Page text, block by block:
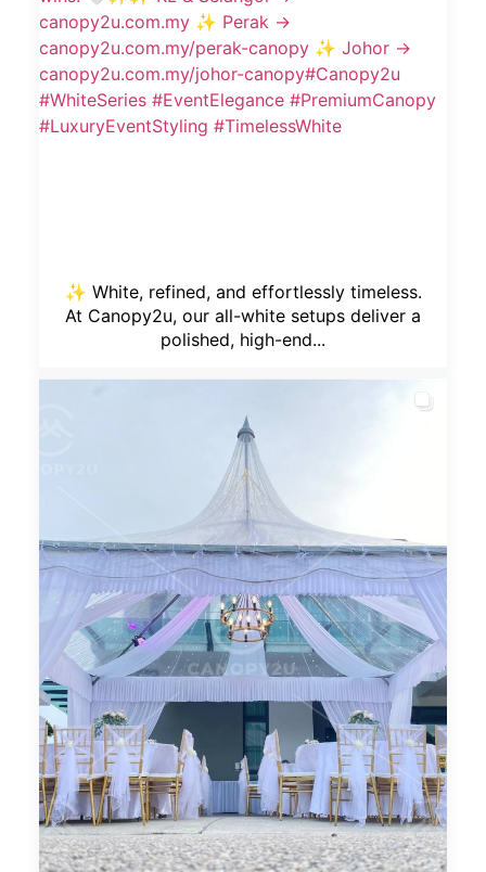
✨ White, refined, and effortlessly timeless.
At Canopy2u, our all-white setups deliver a
polished, high-end...